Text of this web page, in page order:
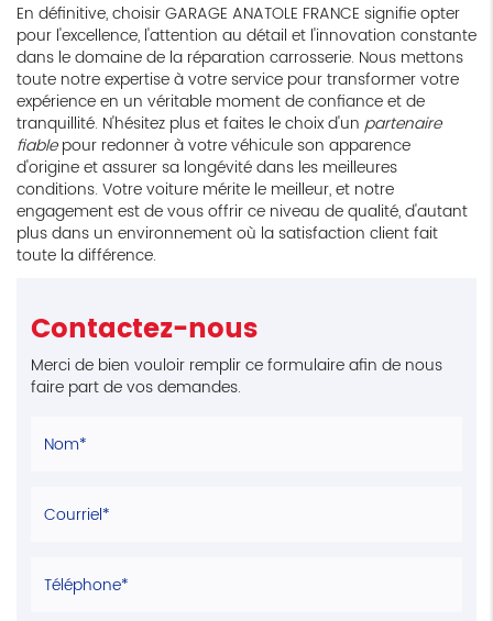
En définitive, choisir GARAGE ANATOLE FRANCE signifie opter
pour l'excellence, l'attention au détail et l'innovation constante
dans le domaine de la réparation carrosserie. Nous mettons
toute notre expertise à votre service pour transformer votre
expérience en un véritable moment de confiance et de
tranquillité. N'hésitez plus et faites le choix d'un partenaire
fiablepour redonner à votre véhicule son apparence
d'origine et assurer sa longévité dans les meilleures
conditions. Votre voiture mérite le meilleur, et notre
engagement est de vous offrir ce niveau de qualité, d'autant
plus dans un environnement où la satisfaction client fait
toute la différence.
Contactez-nous
Merci de bien vouloir remplir ce formulaire afin de nous
faire part de vos demandes.